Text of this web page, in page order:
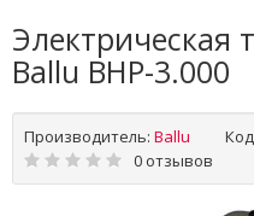
Электрическая
Ballu BHP-3.000
Производитель: Ballu
0 отзывов